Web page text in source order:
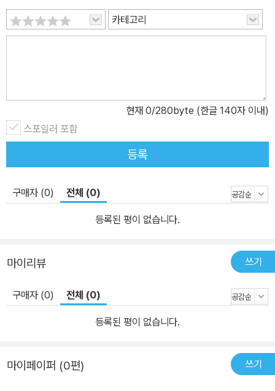
카테고리
현재 0/280byte (한글 140자 이내)
스포일러 포함
등록
구매자 (0) 전체 (0)
등록된 평이 없습니다.
마이리뷰 쓰기
구매자 (0) 전체 (0)
등록된 평이 없습니다.
마이페이퍼 (0편) 쓰기